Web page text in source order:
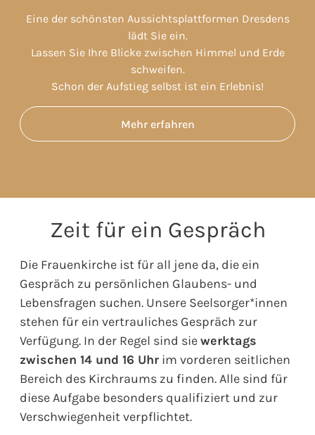
Eine der schönsten Aussichtsplattformen Dresdens
lädt Sie ein.
Lassen Sie Ihre Blicke zwischen Himmel und Erde
schweifen.
Schon der Aufstieg selbst ist ein Erlebnis!
Mehr erfahren
Zeit für ein Gespräch
Die Frauenkirche ist für all jene da, die ein
Gespräch zu persönlichen Glaubens- und
Lebensfragen suchen. Unsere Seelsorger*innen
stehen für ein vertrauliches Gespräch zur
Verfügung. In der Regel sind siewerktags
zwischen 14 und 16 Uhr im vorderen seitlichen
Bereich des Kirchraums zu finden. Alle sind für
diese Aufgabe besonders qualifiziert und zur
Verschwiegenheit verpflichtet.